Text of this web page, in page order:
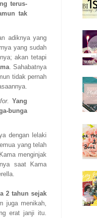
terus-
tak
adiknya yang
yang sudah
akan tetapi
. Sahabatnya
tidak pernah
Yang
bunga
dengan lelaki
yang telah
menginjak
saat Kama
2 tahun sejak
juga menikah,
erat janji itu.